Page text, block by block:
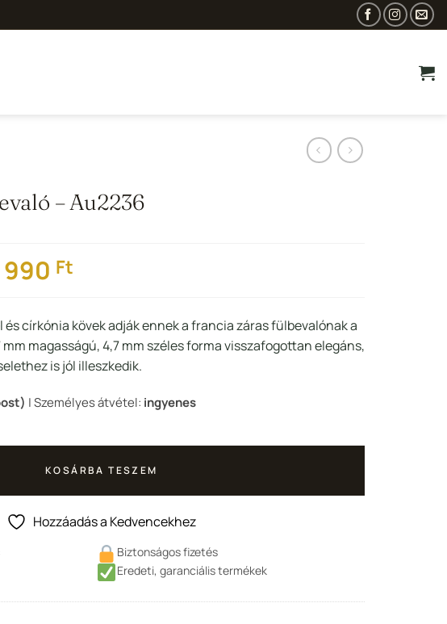
– Au2236
Ft.
990 FtCurrent
is:
183
990 Ft.
církónia kövek adják ennek a francia záras fülbevalónak a
magasságú, 4,7 mm széles forma visszafogottan elegáns,
is jól illeszkedik.
| Személyes átvétel: ingyenes
KOSÁRBA TESZEM
Hozzáadás a Kedvencekhez
Biztonságos fizetés
Eredeti, garanciális termékek